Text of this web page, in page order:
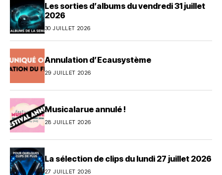
Les sorties d’albums du vendredi 31 juillet
2026
30 JUILLET 2026
Annulation d’Ecausystème
29 JUILLET 2026
Musicalarue annulé !
28 JUILLET 2026
La sélection de clips du lundi 27 juillet 2026
27 JUILLET 2026